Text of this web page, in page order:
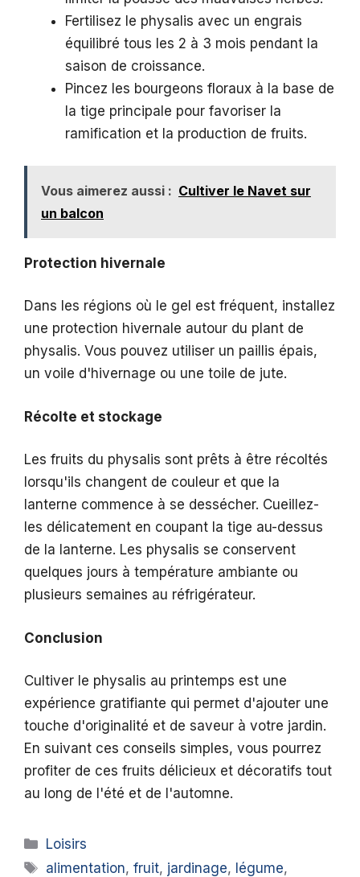
Fertilisez le physalis avec un engrais
équilibré tous les 2 à 3 mois pendant la
saison de croissance.
Pincez les bourgeons floraux à la base de
la tige principale pour favoriser la
ramification et la production de fruits.
Vous aimerez aussi : Cultiver le Navet sur
un balcon
Protection hivernale
Dans les régions où le gel est fréquent, installez
une protection hivernale autour du plant de
physalis. Vous pouvez utiliser un paillis épais,
un voile d'hivernage ou une toile de jute.
Récolte et stockage
Les fruits du physalis sont prêts à être récoltés
lorsqu'ils changent de couleur et que la
lanterne commence à se dessécher. Cueillez-
les délicatement en coupant la tige au-dessus
de la lanterne. Les physalis se conservent
quelques jours à température ambiante ou
plusieurs semaines au réfrigérateur.
Conclusion
Cultiver le physalis au printemps est une
expérience gratifiante qui permet d'ajouter une
touche d'originalité et de saveur à votre jardin.
En suivant ces conseils simples, vous pourrez
profiter de ces fruits délicieux et décoratifs tout
au long de l'été et de l'automne.
Catégories
Loisirs
Étiquettes
alimentation,fruit, jardinage, légume,